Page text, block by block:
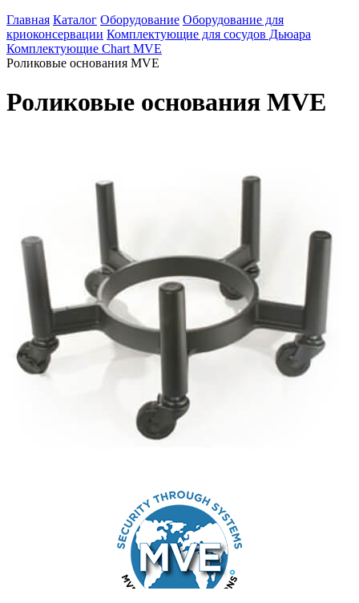
Главная Каталог Оборудование Оборудование для
криоконсервации Комплектующие для сосудов Дьюара
Комплектующие Chart MVE
Роликовые основания MVE
Роликовые основания MVE